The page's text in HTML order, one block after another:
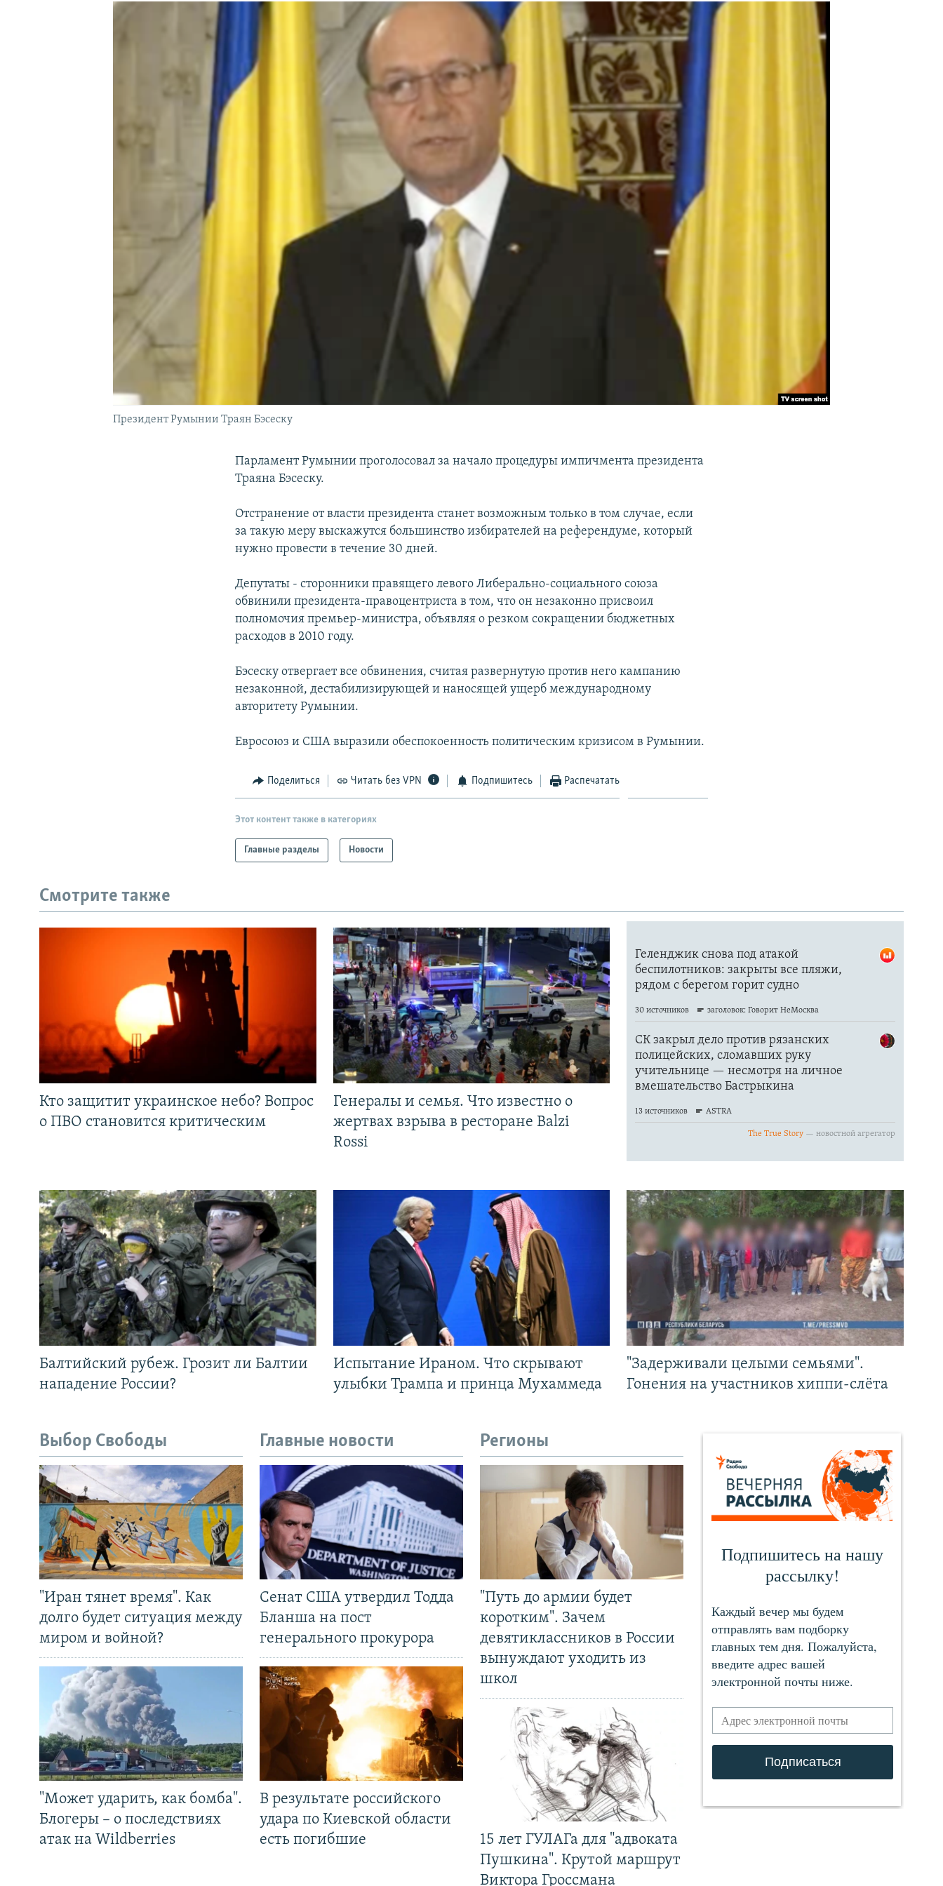
Президент Румынии Траян Бэсеску
Парламент Румынии проголосовал за начало процедуры импичмента президента
Траяна Бэсеску.
Отстранение от власти президента станет возможным только в том случае, если
за такую меру выскажутся большинство избирателей на референдуме, который
нужно провести в течение 30 дней.
Депутаты - сторонники правящего левого Либерально-социального союза
обвинили президента-правоцентриста в том, что он незаконно присвоил
полномочия премьер-министра, объявляя о резком сокращении бюджетных
расходов в 2010 году.
Бэсеску отвергает все обвинения, считая развернутую против него кампанию
незаконной, дестабилизирующей и наносящей ущерб международному
авторитету Румынии.
Евросоюз и США выразили обеспокоенность политическим кризисом в Румынии.
Поделиться Читать без VPN Подпишитесь Распечатать
Этот контент также в категориях
Главные разделы Новости
Смотрите также
Кто защитит украинское небо? Вопрос
о ПВО становится критическим
Генералы и семья. Что известно о
жертвах взрыва в ресторане Balzi
Rossi
Балтийский рубеж. Грозит ли Балтии
нападение России?
Испытание Ираном. Что скрывают
улыбки Трампа и принца Мухаммеда
"Задерживали целыми семьями".
Гонения на участников хиппи-слёта
Выбор Свободы
"Иран тянет время". Как
долго будет ситуация между
миром и войной?
"Может ударить, как бомба".
Блогеры – о последствиях
атак на Wildberries
Главные новости
Сенат США утвердил Тодда
Бланша на пост
генерального прокурора
В результате российского
удара по Киевской области
есть погибшие
Регионы
"Путь до армии будет
коротким". Зачем
девятиклассников в России
вынуждают уходить из
школ
15 лет ГУЛАГа для "адвоката
Пушкина". Крутой маршрут
Виктора Гроссмана